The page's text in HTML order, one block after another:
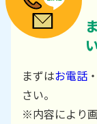
まずはお電話 ・
さい。
※内容により